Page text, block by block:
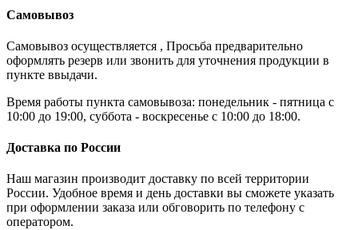
Самовывоз
Самовывоз осуществляется , Просьба предварительно
оформлять резерв или звонить для уточнения продукции в
пункте ввыдачи.
Время работы пункта самовывоза: понедельник - пятница с
10:00 до 19:00, суббота - воскресенье с 10:00 до 18:00.
Доставка по России
Наш магазин производит доставку по всей территории
России. Удобное время и день доставки вы сможете указать
при оформлении заказа или обговорить по телефону с
оператором.